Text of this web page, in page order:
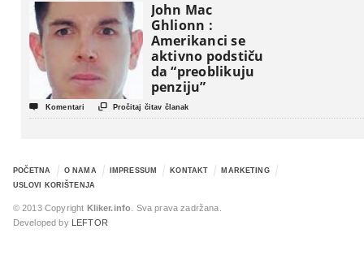
John Mac
Ghlionn :
Amerikanci se
aktivno podstiču
da “preoblikuju
penziju”
 Komentari  Pročitaj čitav članak
POČETNA O NAMA IMPRESSUM KONTAKT
MARKETING
USLOVI KORIŠTENJA
© 2013 Copyright Kliker.info . Sva prava zadržana.
Developed by
LEFTOR